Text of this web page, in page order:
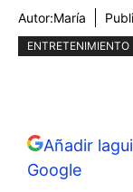
Autor:María
ENTRETENIMIENTO
Añadir
Google